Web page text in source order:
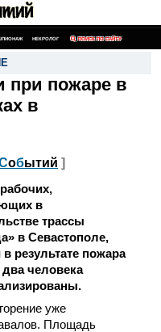
НЕКРОЛОГ ПОИСК ПО САЙТУ
при пожаре в
в
обытий ]
в
трассы
в Севастополе,
в результате пожара
человека
уже
Площадь